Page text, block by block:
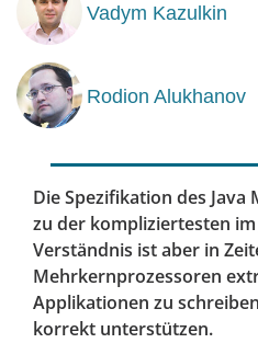
Vadym Kazulkin
Rodion Alukhanov
Die Spezifikation des
zu der kompliziertesten
Verständnis ist aber in
Mehrkernprozessoren
Applikationen zu
korrekt unterstützen.